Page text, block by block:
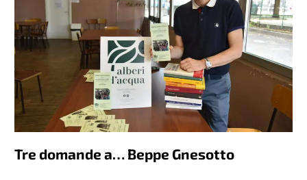
Tre domande a… Beppe Gnesotto